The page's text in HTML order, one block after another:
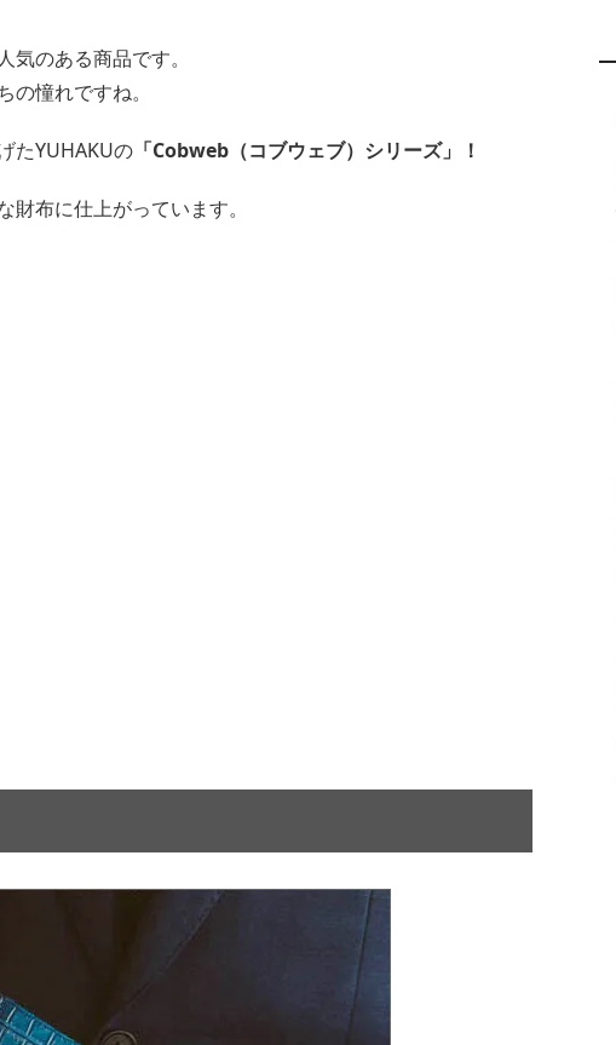
のある商品です。
憧れですね。
たYUHAKUの 「Cobweb（コブウェブ）シリーズ」！
布に仕上がっています。